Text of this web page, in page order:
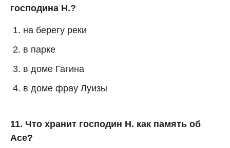
господина Н.?
на берегу реки
в парке
в доме Гагина
в доме фрау Луизы
11. Что хранит господин Н. как память об
Асе?